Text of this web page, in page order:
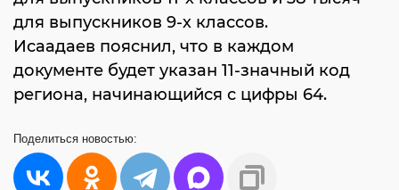
для выпускников 9-х классов.
Исаадаев пояснил, что в каждом
документе будет указан 11-значный код
региона, начинающийся с цифры 64.
Поделиться новостью: